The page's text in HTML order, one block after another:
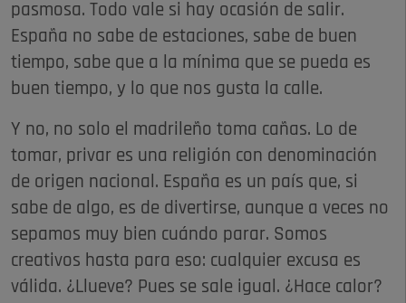
pasmosa. Todo vale si hay ocasión de salir.
España no sabe de estaciones, sabe de buen
tiempo, sabe que a la mínima que se pueda es
buen tiempo, y lo que nos gusta la calle.
Y no, no solo el madrileño toma cañas. Lo de
tomar, privar es una religión con denominación
de origen nacional. España es un país que, si
sabe de algo, es de divertirse, aunque a veces no
sepamos muy bien cuándo parar. Somos
creativos hasta para eso: cualquier excusa es
válida. ¿Llueve? Pues se sale igual. ¿Hace calor?